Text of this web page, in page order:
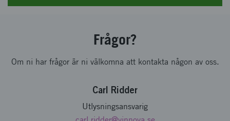
Frågor?
Om ni har frågor är ni välkomna att kontakta någon av oss.
Carl Ridder
Utlysningsansvarig